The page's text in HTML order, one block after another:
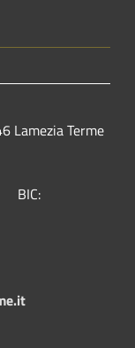
Lamezia Terme
BIC: